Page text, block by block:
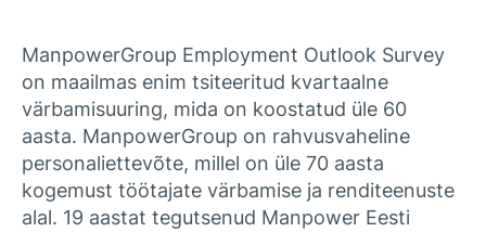
ManpowerGroup Employment Outlook Survey
on maailmas enim tsiteeritud kvartaalne
värbamisuuring, mida on koostatud üle 60
aasta. ManpowerGroup on rahvusvaheline
personaliettevõte, millel on üle 70 aasta
kogemust töötajate värbamise ja renditeenuste
alal. 19 aastat tegutsenud Manpower Eesti